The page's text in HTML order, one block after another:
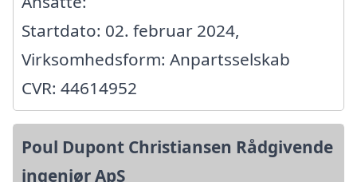
Startdato: 02. februar 2024,
Virksomhedsform: Anpartsselskab
CVR: 44614952
Poul Dupont Christiansen Rådgivende
ingeniør ApS